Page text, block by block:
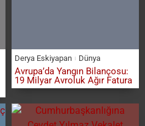
Derya Eskiyapan Dünya
Avrupa’da Yangın Bilançosu:
19 Milyar Avroluk Ağır Fatura